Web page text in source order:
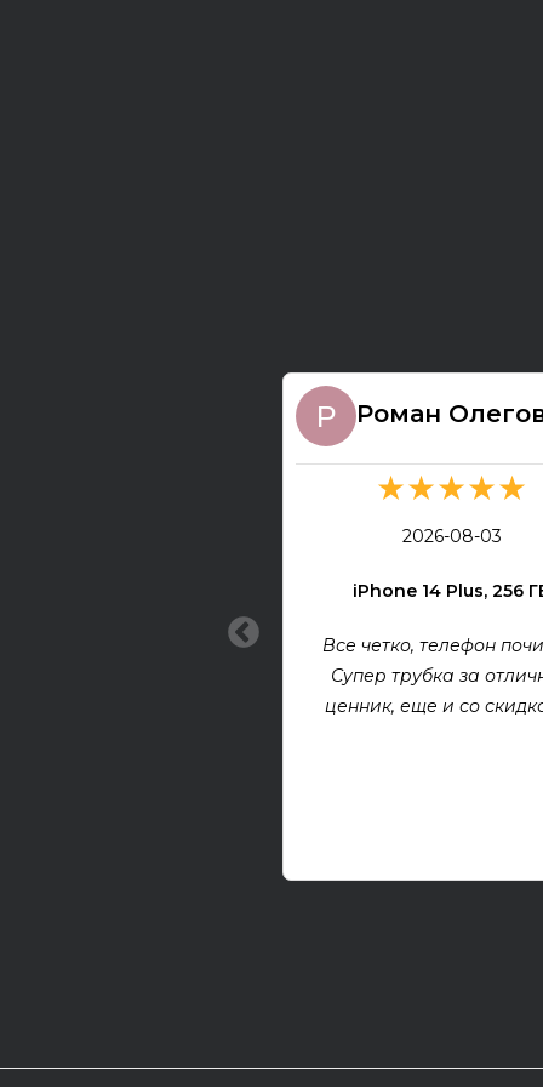
Роман
★★★★★
2026-08-03
iPhone 14 Plus, 256
Все четко, телефон
Супер трубка за
ценник, еще и со